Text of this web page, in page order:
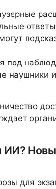
под
наушники
ИИ?
для